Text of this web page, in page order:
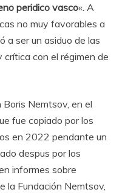
peridico vasco«. A
no muy favorables a
a ser un asiduo de las
crítica con el régimen de
Nemtsov, en el
fue copiado por los
en 2022 pendante un
despus por los
informes sobre
la Fundación Nemtsov,